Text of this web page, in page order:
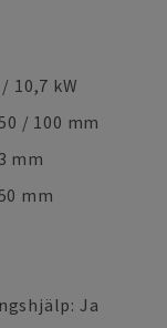
10,7 kW
/ 100 mm
mm
mm
Ja